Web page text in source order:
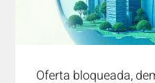
Oferta bloqueada,